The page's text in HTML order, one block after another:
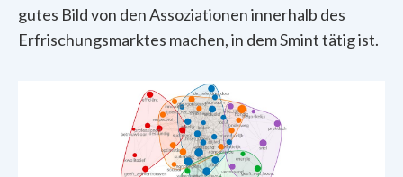
gutes Bild von den Assoziationen innerhalb des
Erfrischungsmarktes machen, in dem Smint tätig ist.